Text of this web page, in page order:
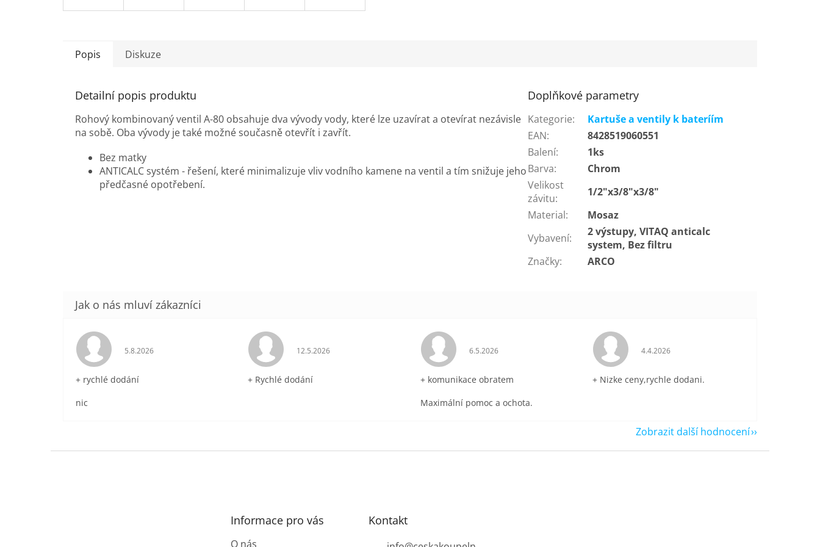
Popis Diskuze
Detailní popis produktu
Rohový kombinovaný ventil A-80 obsahuje dva vývody vody, které lze uzavírat a otevírat nezávisle
na sobě. Oba vývody je také možné současně otevřít i zavřít.
Bez matky
ANTICALC systém - řešení, které minimalizuje vliv vodního kamene na ventil a tím snižuje jeho
předčasné opotřebení.
Doplňkové parametry
Kategorie:
Kartuše a ventily k bateríím
EAN:
8428519060551
Balení:
1ks
Barva:
Chrom
Velikost
závitu:
1/2"x3/8"x3/8"
Material:
Mosaz
Vybavení:
2 výstupy, VITAQ anticalc
system, Bez filtru
Značky: ARCO
Hodnocení obchodu je 5 z 5 hvězdiček.
5.8.2026
+ rychlé dodání
nic
Hodnocení obchodu je 5 z 5 hvězdiček.
12.5.2026
+ Rychlé dodání
Hodnocení obchodu je 5 z 5 hvězdiček.
6.5.2026
+ komunikace obratem
Maximální pomoc a ochota.
Hodnocení obchodu je 5 z 5 hvězdiček.
4.4.2026
+ Nizke ceny,rychle dodani.
Zobrazit další hodnocení
Informace pro vás
O nás
Kontakt